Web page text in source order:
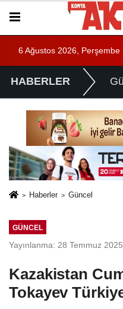
6 Ağustos 2026, Perşembe
HABERLER
Haberler Güncel
GÜNCEL
Yayınlanma: 28 Temmuz
Kazakistan
Tokayev